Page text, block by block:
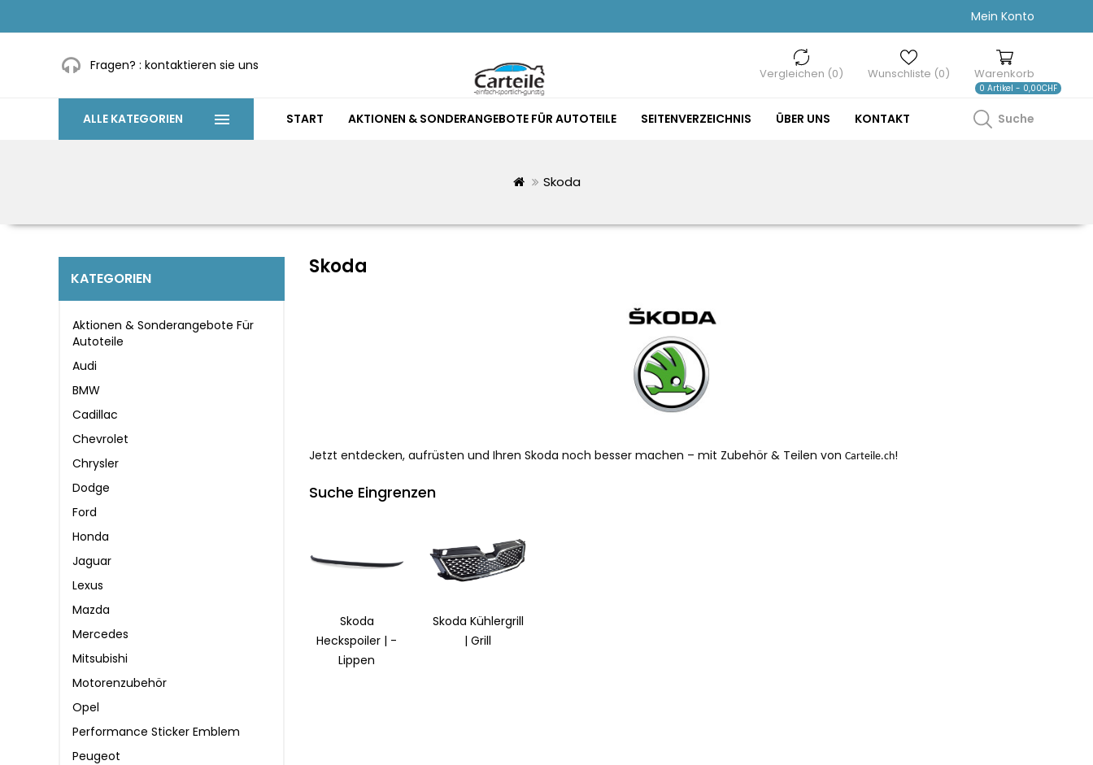
Mein Konto
Fragen? : kontaktieren sie uns
Warenkorb
0 Artikel - 0,00CHF
Wunschliste (0)
Vergleichen (0)
ALLE KATEGORIEN START AKTIONEN & SONDERANGEBOTE FÜR AUTOTEILE SEITENVERZEICHNIS ÜBER UNS KONTAKT Suche
Skoda
KATEGORIEN
Aktionen & Sonderangebote Für
Autoteile
Audi
BMW
Cadillac
Chevrolet
Chrysler
Dodge
Ford
Honda
Jaguar
Lexus
Mazda
Mercedes
Mitsubishi
Motorenzubehör
Opel
Performance Sticker Emblem
Peugeot
Skoda
Jetzt entdecken, aufrüsten und Ihren Skoda noch besser machen – mit Zubehör & Teilen von Carteile.ch!
Suche Eingrenzen
Skoda
Heckspoiler | -
Lippen
Skoda Kühlergrill
| Grill